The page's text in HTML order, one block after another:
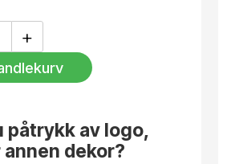
+
påtrykk av logo,
dekor?